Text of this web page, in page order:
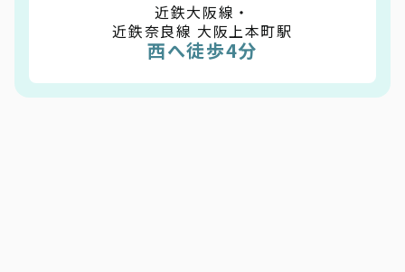
近鉄大阪線・
近鉄奈良線 大阪上本町駅
西へ徒歩4分